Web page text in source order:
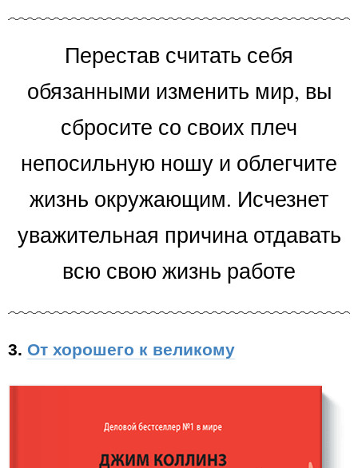
Перестав считать себя
обязанными изменить мир, вы
сбросите со своих плеч
непосильную ношу и облегчите
жизнь окружающим. Исчезнет
уважительная причина отдавать
всю свою жизнь работе
3. От хорошего к великому